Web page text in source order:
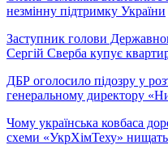
незмінну підтримку України
Заступник голови
Сергій Сверба купує
ДБР оголосило підозру у
генеральному директору
Чому українська ковбаса
схеми «УкрХімТеху» нищать